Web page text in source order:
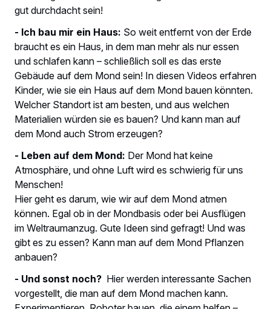
gut durchdacht sein!
- Ich bau mir ein Haus: So weit entfernt von der Erde
braucht es ein Haus, in dem man mehr als nur essen
und schlafen kann – schließlich soll es das erste
Gebäude auf dem Mond sein! In diesen Videos erfahren
Kinder, wie sie ein Haus auf dem Mond bauen könnten.
Welcher Standort ist am besten, und aus welchen
Materialien würden sie es bauen? Und kann man auf
dem Mond auch Strom erzeugen?
- Leben auf dem Mond: Der Mond hat keine
Atmosphäre, und ohne Luft wird es schwierig für uns
Menschen!
Hier geht es darum, wie wir auf dem Mond atmen
können. Egal ob in der Mondbasis oder bei Ausflügen
im Weltraumanzug. Gute Ideen sind gefragt! Und was
gibt es zu essen? Kann man auf dem Mond Pflanzen
anbauen?
- Und sonst noch? Hier werden interessante Sachen
vorgestellt, die man auf dem Mond machen kann.